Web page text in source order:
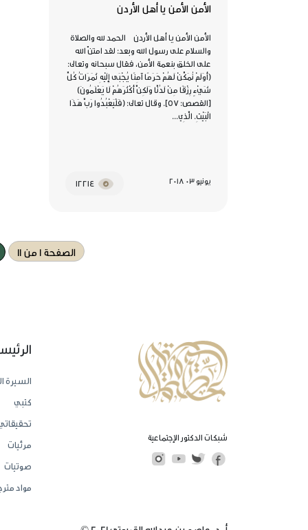
الأمن الأمن يا أهل الأردن
الأمن الأمن يا أهل الأردن الحمد لله والصلاة
والسلام على رسول الله وبعد: لقد امتنّ الله
على الخلق بنعمة الأمن، فقال سبحانه وتعالى:
(أَوَلَمْ نُمَكِّنْ لَهُمْ حَرَمًا آمِنًا يُجْبَى إِلَيْهِ ثَمَرَاتُ كُلِّ
شَيْءٍ رِزْقًا مِنْ لَدُنَّا وَلَكِنَّ أَكْثَرَهُمْ لَا يَعْلَمُونَ)
[القصص: ٥٧]. وقال تعالى: (فَلْيَعْبُدُوا رَبَّ هَذَا
الْبَيْتِ. الَّذِي...
يونيو 03 2018
الصفحة 1 من 11
شبكات الدكتور الإجتماعية
السيرة
كتبي
مرئيات
صوتيات
مواد